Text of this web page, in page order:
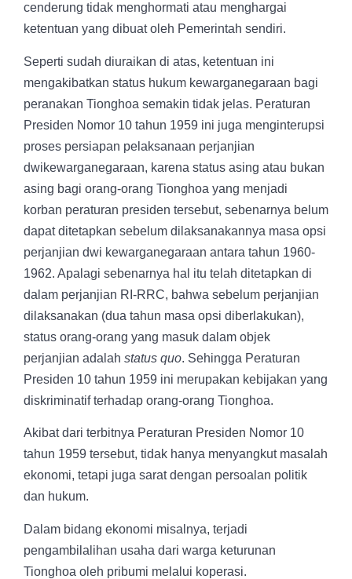
cenderung tidak menghormati atau menghargai
ketentuan yang dibuat oleh Pemerintah sendiri.
Seperti sudah diuraikan di atas, ketentuan ini
mengakibatkan status hukum kewarganegaraan bagi
peranakan Tionghoa semakin tidak jelas. Peraturan
Presiden Nomor 10 tahun 1959 ini juga menginterupsi
proses persiapan pelaksanaan perjanjian
dwikewarganegaraan, karena status asing atau bukan
asing bagi orang-orang Tionghoa yang menjadi
korban peraturan presiden tersebut, sebenarnya belum
dapat ditetapkan sebelum dilaksanakannya masa opsi
perjanjian dwi kewarganegaraan antara tahun 1960-
1962. Apalagi sebenarnya hal itu telah ditetapkan di
dalam perjanjian RI-RRC, bahwa sebelum perjanjian
dilaksanakan (dua tahun masa opsi diberlakukan),
status orang-orang yang masuk dalam objek
perjanjian adalah status quo. Sehingga Peraturan
Presiden 10 tahun 1959 ini merupakan kebijakan yang
diskriminatif terhadap orang-orang Tionghoa.
Akibat dari terbitnya Peraturan Presiden Nomor 10
tahun 1959 tersebut, tidak hanya menyangkut masalah
ekonomi, tetapi juga sarat dengan persoalan politik
dan hukum.
Dalam bidang ekonomi misalnya, terjadi
pengambilalihan usaha dari warga keturunan
Tionghoa oleh pribumi melalui koperasi.